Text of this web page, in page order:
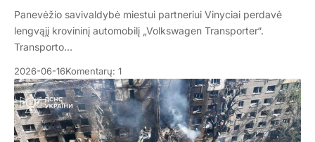
Panevėžio savivaldybė miestui partneriui Vinyciai perdavė
lengvąjį krovininį automobilį „Volkswagen Transporter“.
Transporto…
2026-06-16Komentarų: 1